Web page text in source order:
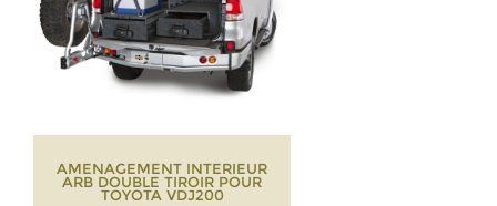
AMENAGEMENT INTERIEUR
ARB DOUBLE TIROIR POUR
TOYOTA VDJ200